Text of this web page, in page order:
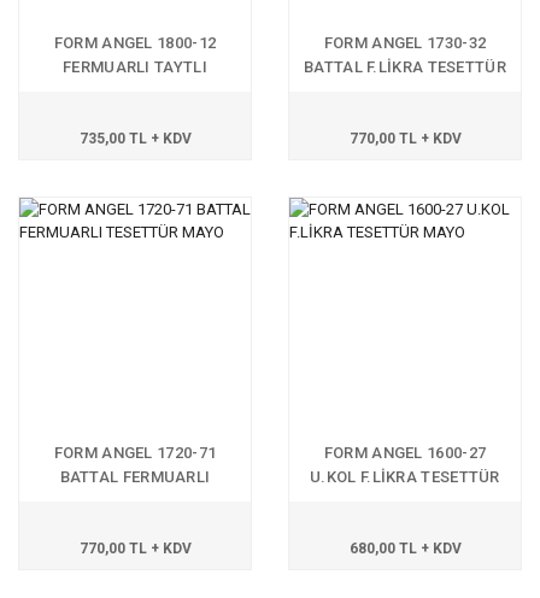
FORM ANGEL 1800-12
FERMUARLI TAYTLI
735,00 TL + KDV
FORM ANGEL 1730-32
BATTAL F.LİKRA TESETTÜR
770,00 TL + KDV
FORM ANGEL 1720-71
BATTAL FERMUARLI
770,00 TL + KDV
FORM ANGEL 1600-27
U.KOL F.LİKRA TESETTÜR
680,00 TL + KDV